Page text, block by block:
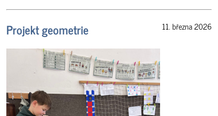
Projekt geometrie 11. března 2026